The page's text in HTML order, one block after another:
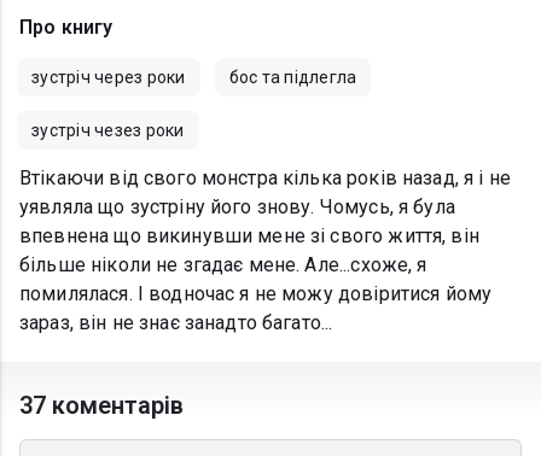
Про книгу
зустріч через роки бос та підлегла
зустріч чезез роки
Втікаючи від свого монстра кілька років назад, я і не
уявляла що зустріну його знову. Чомусь, я була
впевнена що викинувши мене зі свого життя, він
більше ніколи не згадає мене. Але...схоже, я
помилялася. І водночас я не можу довіритися йому
зараз, він не знає занадто багато...
37 коментарів